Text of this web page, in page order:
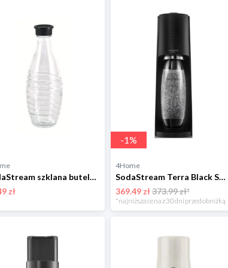
SodaStream szklana butelka Penguin/Crystal 0,7 l, przezroczysty Sodastream
zł
-1%
4Home
SodaStream Terra Black Saturator wody gazowanej Sodastream
369.49 zł373.99 zł*
*najniższa cena z 30 dni przed obniżką